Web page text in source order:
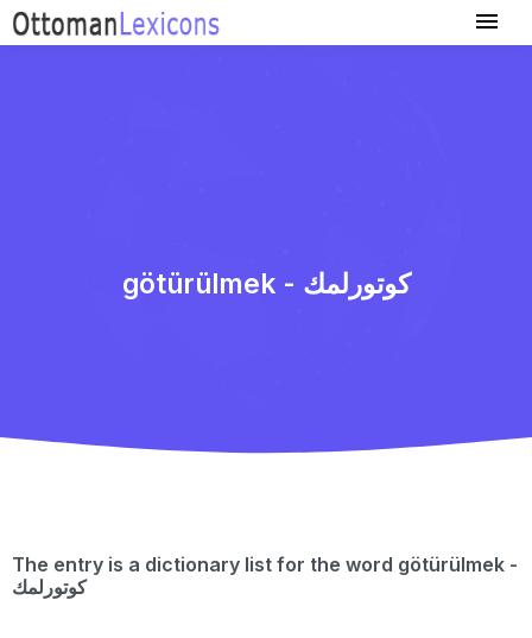
götürülmek - كوتورلمك
The entry is a dictionary list for the word götürülmek -
كوتورلمك